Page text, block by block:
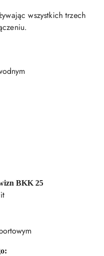
wszystkich trzech
BKK 25